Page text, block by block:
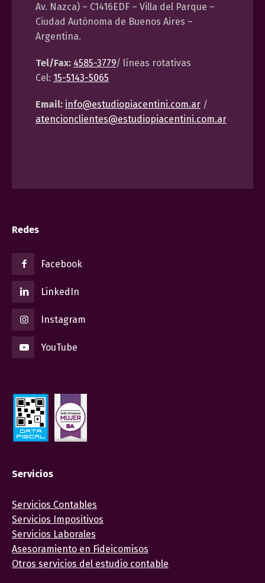
Av. Nazca) – C1416EDF – Villa del Parque –
Ciudad Autónoma de Buenos Aires –
Argentina.
Tel/Fax: 4585-3779/ líneas rotativas
Cel: 15-5143-5065
Email: info@estudiopiacentini.com.ar /
atencionclientes@estudiopiacentini.com.ar
Redes
Facebook
LinkedIn
Instagram
YouTube
Servicios
Servicios Contables
Servicios Impositivos
Servicios Laborales
Asesoramiento en Fideicomisos
Otros servicios del estudio contable